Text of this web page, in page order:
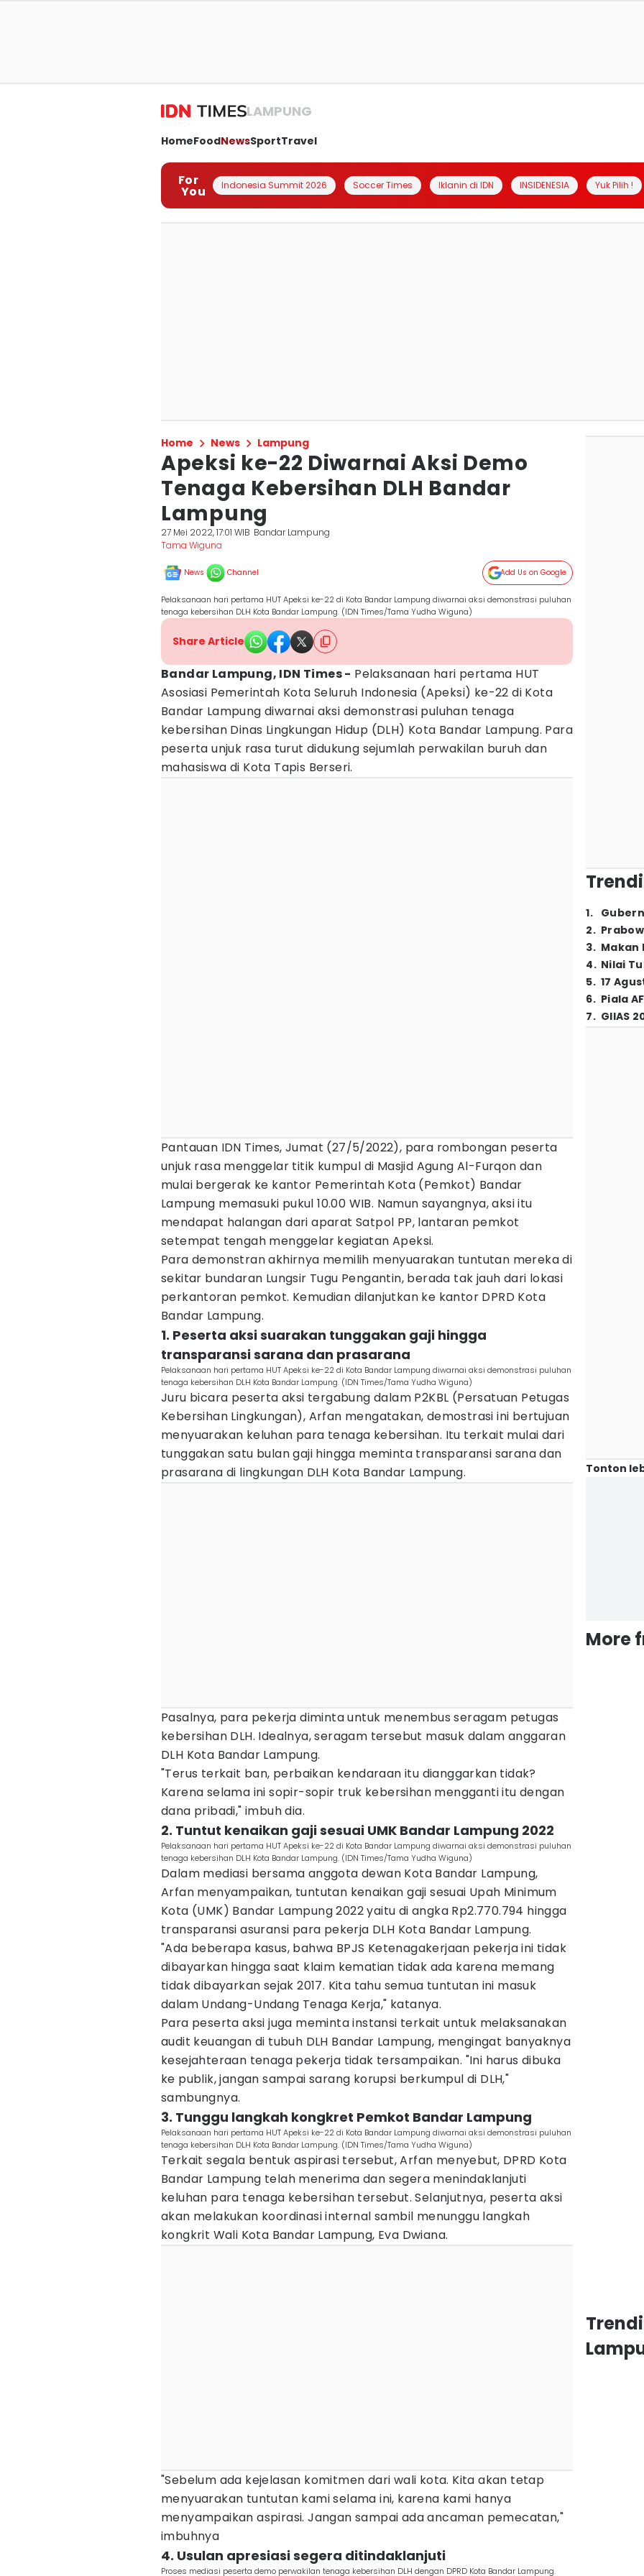
LAMPUNG
HomeFoodNewsSportTravel
For
You Indonesia Summit 2026 Soccer Times Iklanin di IDN INSIDENESIA Yuk Pilih !
Home News Lampung
Apeksi ke-22 Diwarnai Aksi Demo
Tenaga Kebersihan DLH Bandar
Lampung
27 Mei 2022, 17:01 WIB Bandar Lampung
Tama Wiguna
News Channel Add Us on Google
Pelaksanaan hari pertama HUT Apeksi ke-22 di Kota Bandar Lampung diwarnai aksi demonstrasi puluhan
tenaga kebersihan DLH Kota Bandar Lampung. (IDN Times/Tama Yudha Wiguna)
Share Article
Bandar Lampung, IDN Times - Pelaksanaan hari pertama HUT
Asosiasi Pemerintah Kota Seluruh Indonesia (Apeksi) ke-22 di Kota
Bandar Lampung diwarnai aksi demonstrasi puluhan tenaga
kebersihan Dinas Lingkungan Hidup (DLH) Kota Bandar Lampung. Para
peserta unjuk rasa turut didukung sejumlah perwakilan buruh dan
mahasiswa di Kota Tapis Berseri.
Pantauan IDN Times, Jumat (27/5/2022), para rombongan peserta
unjuk rasa menggelar titik kumpul di Masjid Agung Al-Furqon dan
mulai bergerak ke kantor Pemerintah Kota (Pemkot) Bandar
Lampung memasuki pukul 10.00 WIB. Namun sayangnya, aksi itu
mendapat halangan dari aparat Satpol PP, lantaran pemkot
setempat tengah menggelar kegiatan Apeksi.
Para demonstran akhirnya memilih menyuarakan tuntutan mereka di
sekitar bundaran Lungsir Tugu Pengantin, berada tak jauh dari lokasi
perkantoran pemkot. Kemudian dilanjutkan ke kantor DPRD Kota
Bandar Lampung.
1. Peserta aksi suarakan tunggakan gaji hingga
transparansi sarana dan prasarana
Pelaksanaan hari pertama HUT Apeksi ke-22 di Kota Bandar Lampung diwarnai aksi demonstrasi puluhan
tenaga kebersihan DLH Kota Bandar Lampung. (IDN Times/Tama Yudha Wiguna)
Juru bicara peserta aksi tergabung dalam P2KBL (Persatuan Petugas
Kebersihan Lingkungan), Arfan mengatakan, demostrasi ini bertujuan
menyuarakan keluhan para tenaga kebersihan. Itu terkait mulai dari
tunggakan satu bulan gaji hingga meminta transparansi sarana dan
prasarana di lingkungan DLH Kota Bandar Lampung.
Pasalnya, para pekerja diminta untuk menembus seragam petugas
kebersihan DLH. Idealnya, seragam tersebut masuk dalam anggaran
DLH Kota Bandar Lampung.
"Terus terkait ban, perbaikan kendaraan itu dianggarkan tidak?
Karena selama ini sopir-sopir truk kebersihan mengganti itu dengan
dana pribadi," imbuh dia.
2. Tuntut kenaikan gaji sesuai UMK Bandar Lampung 2022
Pelaksanaan hari pertama HUT Apeksi ke-22 di Kota Bandar Lampung diwarnai aksi demonstrasi puluhan
tenaga kebersihan DLH Kota Bandar Lampung. (IDN Times/Tama Yudha Wiguna)
Dalam mediasi bersama anggota dewan Kota Bandar Lampung,
Arfan menyampaikan, tuntutan kenaikan gaji sesuai Upah Minimum
Kota (UMK) Bandar Lampung 2022 yaitu di angka Rp2.770.794 hingga
transparansi asuransi para pekerja DLH Kota Bandar Lampung.
"Ada beberapa kasus, bahwa BPJS Ketenagakerjaan pekerja ini tidak
dibayarkan hingga saat klaim kematian tidak ada karena memang
tidak dibayarkan sejak 2017. Kita tahu semua tuntutan ini masuk
dalam Undang-Undang Tenaga Kerja," katanya.
Para peserta aksi juga meminta instansi terkait untuk melaksanakan
audit keuangan di tubuh DLH Bandar Lampung, mengingat banyaknya
kesejahteraan tenaga pekerja tidak tersampaikan. "Ini harus dibuka
ke publik, jangan sampai sarang korupsi berkumpul di DLH,"
sambungnya.
3. Tunggu langkah kongkret Pemkot Bandar Lampung
Pelaksanaan hari pertama HUT Apeksi ke-22 di Kota Bandar Lampung diwarnai aksi demonstrasi puluhan
tenaga kebersihan DLH Kota Bandar Lampung. (IDN Times/Tama Yudha Wiguna)
Terkait segala bentuk aspirasi tersebut, Arfan menyebut, DPRD Kota
Bandar Lampung telah menerima dan segera menindaklanjuti
keluhan para tenaga kebersihan tersebut. Selanjutnya, peserta aksi
akan melakukan koordinasi internal sambil menunggu langkah
kongkrit Wali Kota Bandar Lampung, Eva Dwiana.
"Sebelum ada kejelasan komitmen dari wali kota. Kita akan tetap
menyuarakan tuntutan kami selama ini, karena kami hanya
menyampaikan aspirasi. Jangan sampai ada ancaman pemecatan,"
imbuhnya
4. Usulan apresiasi segera ditindaklanjuti
Proses mediasi peserta demo perwakilan tenaga kebersihan DLH dengan DPRD Kota Bandar Lampung.
1.
2.
3. Makan
4. Nilai
5. 17
6. Piala
7. GIIAS
Tonton
More